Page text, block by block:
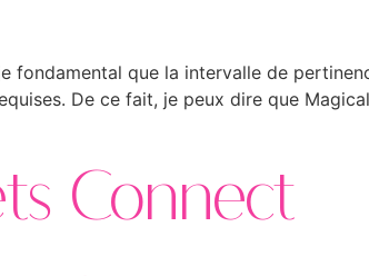
fondamental que la intervalle de
De ce fait, je peux dire que
Connect